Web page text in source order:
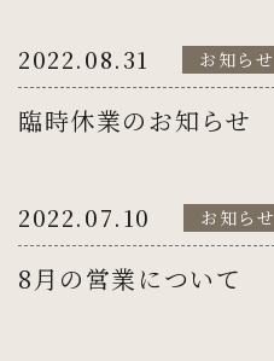
2022.08.31 お知らせ
臨時休業のお知らせ
2022.07.10 お知らせ
8月の営業について